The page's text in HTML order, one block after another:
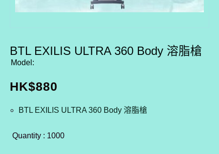
BTL EXILIS ULTRA 360 Body 溶脂槍
Model:
HK$880
BTL EXILIS ULTRA 360 Body 溶脂槍
Quantity : 1000